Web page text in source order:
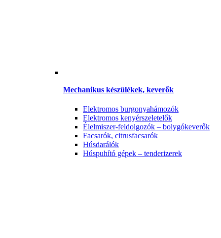
Mechanikus készülékek, keverők
Elektromos burgonyahámozók
Elektromos kenyérszeletelők
Élelmiszer-feldolgozók – bolygókeverők
Facsarók, citrusfacsarók
Húsdarálók
Húspuhító gépek – tenderizerek